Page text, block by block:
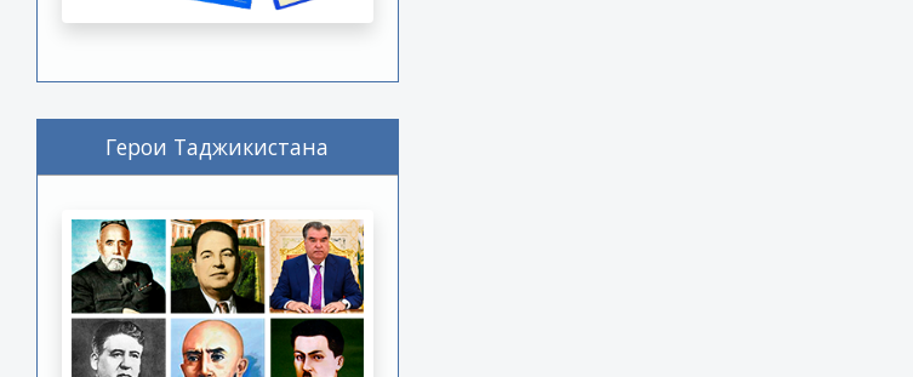
Герои Таджикистана